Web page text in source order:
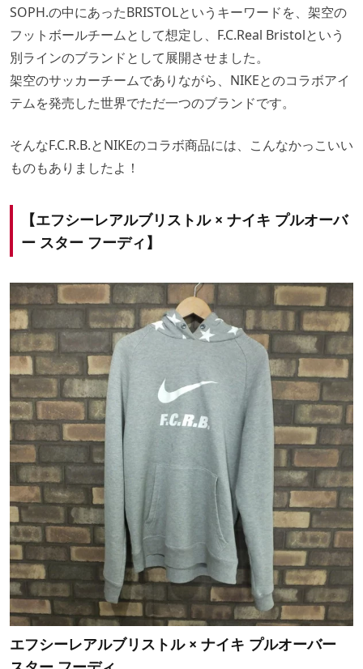
SOPH.の中にあったBRISTOLというキーワードを、架空の
フットボールチームとして想定し、F.C.Real Bristolという
別ラインのブランドとして展開させました。
架空のサッカーチームでありながら、NIKEとのコラボアイ
テムを発売した世界でただ一つのブランドです。
そんなF.C.R.B.とNIKEのコラボ商品には、こんなかっこいい
ものもありましたよ！
【エフシーレアルブリストル × ナイキ プルオーバ
ー スター フーディ】
エフシーレアルブリストル × ナイキ プルオーバー